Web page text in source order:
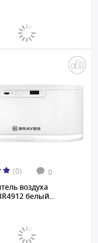
(0) 0
воздуха
белый...